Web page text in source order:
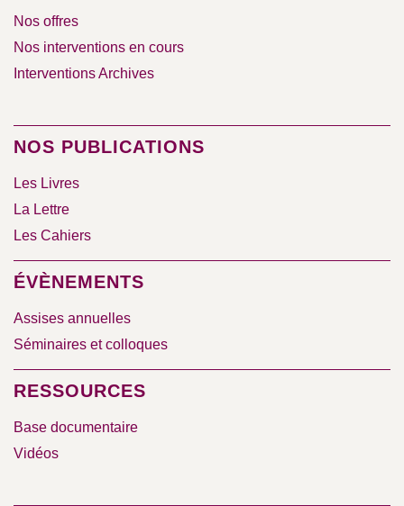
Nos offres
Nos interventions en cours
Interventions Archives
NOS PUBLICATIONS
Les Livres
La Lettre
Les Cahiers
ÉVÈNEMENTS
Assises annuelles
Séminaires et colloques
RESSOURCES
Base documentaire
Vidéos